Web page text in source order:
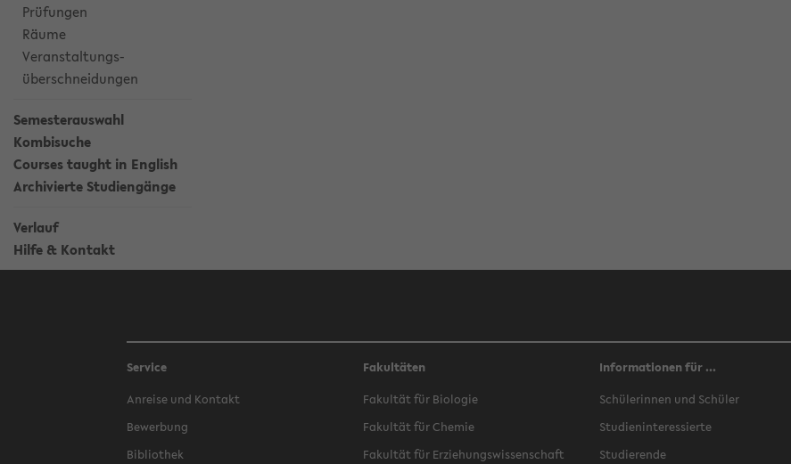
Prüfungen
Räume
Veranstaltungs-
überschneidungen
Semesterauswahl
Kombisuche
Courses taught in English
Archivierte Studiengänge
Verlauf
Hilfe & Kontakt
Service
Anreise und Kontakt
Bewerbung
Bibliothek
Fakultäten
Fakultät für Biologie
Fakultät für Chemie
Fakultät für Erziehungswissenschaft
Informationen für ...
Schülerinnen und Schüler
Studieninteressierte
Studierende